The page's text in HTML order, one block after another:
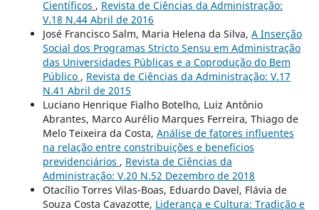
Científicos , Revista de Ciências da Administração:
V.18 N.44 Abril de 2016
José Francisco Salm, Maria Helena da Silva, A Inserção
Social dos Programas Stricto Sensu em Administração
das Universidades Públicas e a Coprodução do Bem
Público , Revista de Ciências da Administração: V.17
N.41 Abril de 2015
Luciano Henrique Fialho Botelho, Luiz Antônio
Abrantes, Marco Aurélio Marques Ferreira, Thiago de
Melo Teixeira da Costa, Análise de fatores influentes
na relação entre constribuições e benefícios
previdenciários , Revista de Ciências da
Administração: V.20 N.52 Dezembro de 2018
Otacílio Torres Vilas-Boas, Eduardo Davel, Flávia de
Souza Costa Cavazotte, Liderança e Cultura: Tradição e